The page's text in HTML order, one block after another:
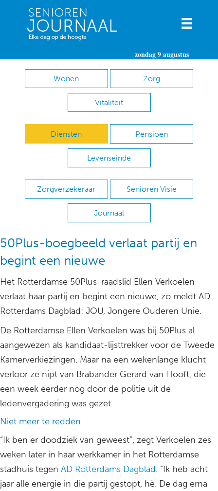
zondag 9 augustus
Wonen Zorg
Vitaliteit
Diensten Pensioen
Levenseinde
Zorgverzekeraar Senioren Visie
Journaal
50Plus-boegbeeld verlaat partij en
begint een nieuwe
Het Rotterdamse 50Plus-raadslid Ellen Verkoelen
verlaat haar partij en begint een nieuwe, zo meldt AD
Rotterdams Dagblad: JOU, Jongere Ouderen Unie.
De Rotterdamse Ellen Verkoelen was bij 50Plus al
aangewezen als kandidaat-lijsttrekker voor de Tweede
Kamerverkiezingen. Maar na een wekenlange klucht
verloor ze nipt van Brabander Gerard van Hooft, die
een week eerder nog door de politie uit de
ledenvergadering was gezet.
Niet meer te redden
“Ik ben er doodziek van geweest”, zegt Verkoelen zes
weken later in haar werkkamer in het Rotterdamse
stadhuis tegen AD Rotterdams Dagblad. “Ik heb acht
jaar alle energie in die partij gestopt, hè. De dag erna